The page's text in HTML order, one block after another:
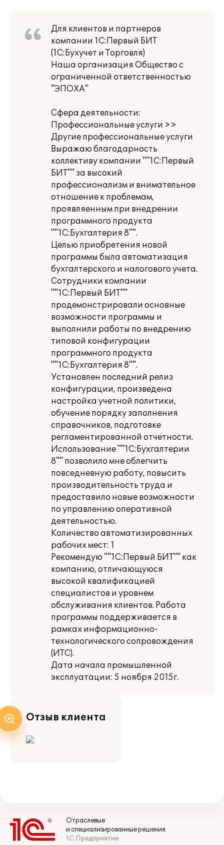
Для клиентов и партнеров
компании 1С:Первый БИТ
(1С:Бухучет и Торговля)
Наша организация Общество с
ограниченной ответственностью
"ЭПОХА"
Сфера деятельности:
Профессиональные услуги >>
Другие профессиональные услуги
Выражаю благодарность
коллективу компании ""1С:Первый
БИТ"" за высокий
профессионализм и внимательное
отношение к проблемам,
проявляенным при внедрении
программного продукта
""1С:Бухгалтерия 8"".
Целью приобретения новой
программы была автоматизация
бухгалтерского и налогового учета.
Сотрудники компании
""1С:Первый БИТ""
продемонстрировали основные
возможности программы и
выполнили работы по внедрению
типовой конфигурации
программного продукта
""1С:Бухгалтерия 8"".
Установлен последний релиз
конфигурации, произведена
настройка учетной политики,
обучение порядку заполнения
справочников, подготовке
регламентированной отчетности.
Использование ""1С:Бухгалтерии
8"" позволило мне облегчить
повседневную работу, повысить
производительность труда и
предоставило новые возможности
по управлению оперативной
деятельностью.
Количество автоматизированных
рабочих мест: 1
Рекомендую ""1С:Первый БИТ"" как
компанию, отличающуюся
высокой квалификацией
специалистов и уровнем
обслуживания клиентов. Работа
программы поддерживается в
рамках информационно-
технологического сопровождения
(ИТС).
Дата начала промышленной
эксплуатации: 5 ноября 2015г.
Отзыв клиента
Отраслевые
и специализированные решения
1С:Предприятие